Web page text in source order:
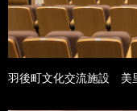
羽後町文化交流施設 美